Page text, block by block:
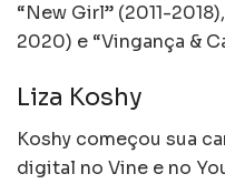
“New Girl” (2011-
2020) e “Vingança &
Liza Koshy
Koshy começou sua
digital no Vine e no